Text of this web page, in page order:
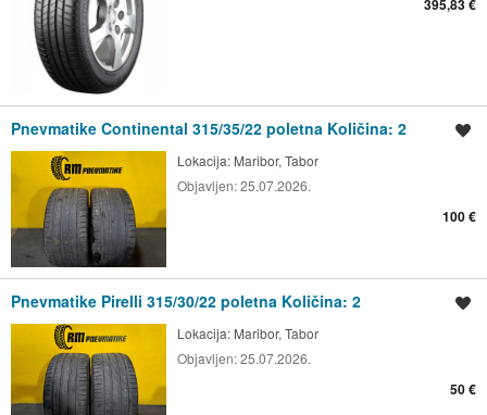
395,83 €
Pnevmatike Continental 315/35/22 poletna Količina: 2
Lokacija: Maribor, Tabor
Objavljen:25.07.2026.
100 €
Pnevmatike Pirelli 315/30/22 poletna Količina: 2
Lokacija: Maribor, Tabor
Objavljen:25.07.2026.
50 €